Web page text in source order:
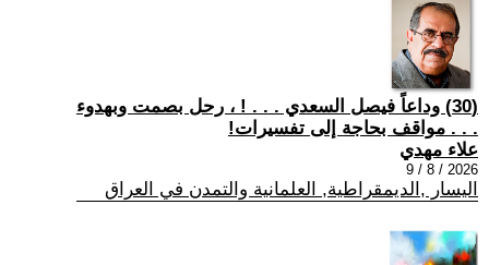
(30) وداعاً فيصل السعدي . . . ! ، رحل بصمت وبهدوء
. . . مواقف بحاجة إلى تفسيرات!
علاء مهدي
2026 / 8 / 9
اليسار ,الديمقراطية, العلمانية والتمدن في العراق